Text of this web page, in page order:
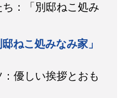
：「別邸ねこ処み
ねこ処みなみ家」
優しい挨拶とおも